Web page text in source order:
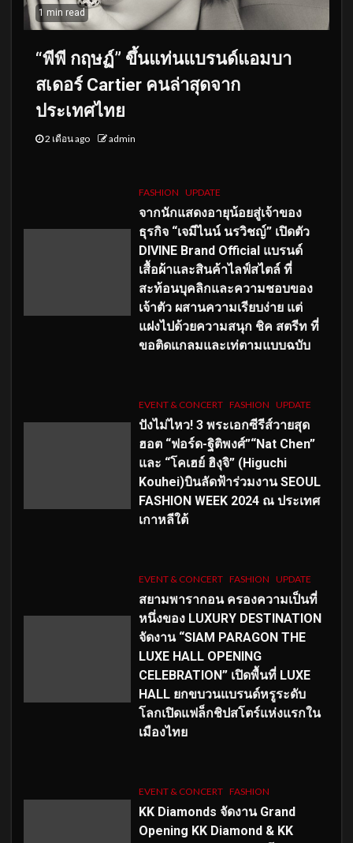
1 min read
“พีพี กฤษฏ์” ขึ้นแท่นแบรนด์แอมบา
สเดอร์ Cartier คนล่าสุดจาก
ประเทศไทย
2 เดือน ago admin
FASHION UPDATE
จากนักแสดงอายุน้อยสู่เจ้าของ
ธุรกิจ “เจมีไนน์ นรวิชญ์” เปิดตัว
DIVINE Brand Official แบรนด์
เสื้อผ้าและสินค้าไลฟ์สไตล์ ที่
สะท้อนบุคลิกและความชอบของ
เจ้าตัว ผสานความเรียบง่าย แต่
แฝงไปด้วยความสนุก ชิค สตรีท ที่
ขอติดแกลมและเท่ตามแบบฉบับ
EVENT & CONCERT FASHION UPDATE
ปังไม่ไหว! 3 พระเอกซีรีส์วายสุด
ฮอต “ฟอร์ด-ฐิติพงศ์”“Nat Chen”
และ “โคเฮย์ ฮิงุจิ” (Higuchi
Kouhei)บินลัดฟ้าร่วมงาน SEOUL
FASHION WEEK 2024 ณ ประเทศ
เกาหลีใต้
EVENT & CONCERT FASHION UPDATE
สยามพารากอน ครองความเป็นที่
หนึ่งของ LUXURY DESTINATION
จัดงาน “SIAM PARAGON THE
LUXE HALL OPENING
CELEBRATION” เปิดพื้นที่ LUXE
HALL ยกขบวนแบรนด์หรูระดับ
โลกเปิดแฟล็กชิปสโตร์แห่งแรกใน
เมืองไทย
EVENT & CONCERT FASHION
KK Diamonds จัดงาน Grand
Opening KK Diamond & KK